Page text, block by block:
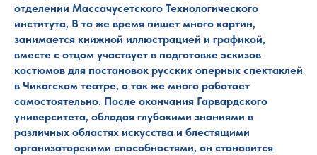
отделении Массачусетского Технологического
института, В то же время пишет много картин,
занимается книжной иллюстрацией и графикой,
вместе с отцом участвует в подготовке эскизов
костюмов для постановок русских оперных спектаклей
в Чикагском театре, а так же много работает
самостоятельно. После окончания Гарвардского
университета, обладая глубокими знаниями в
различных областях искусства и блестящими
организаторскими способностями, он становится